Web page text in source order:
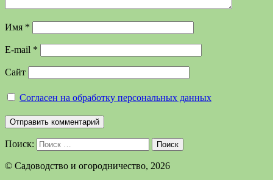
Имя *
E-mail *
Сайт
Согласен на обработку персональных данных
Поиск: Поиск
©️ Садоводство и огородничество, 2026